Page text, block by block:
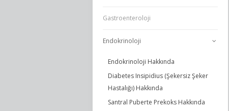
Gastroenteroloji
Endokrinoloji
Endokrinoloji Hakkında
Diabetes Insipidius (Şekersiz Şeker
Hastalığı) Hakkında
Santral Puberte Prekoks Hakkında